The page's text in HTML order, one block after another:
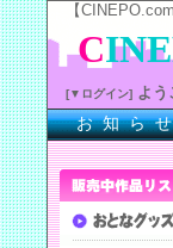
【
C
[▼ログイン] よう
お 知 ら せ